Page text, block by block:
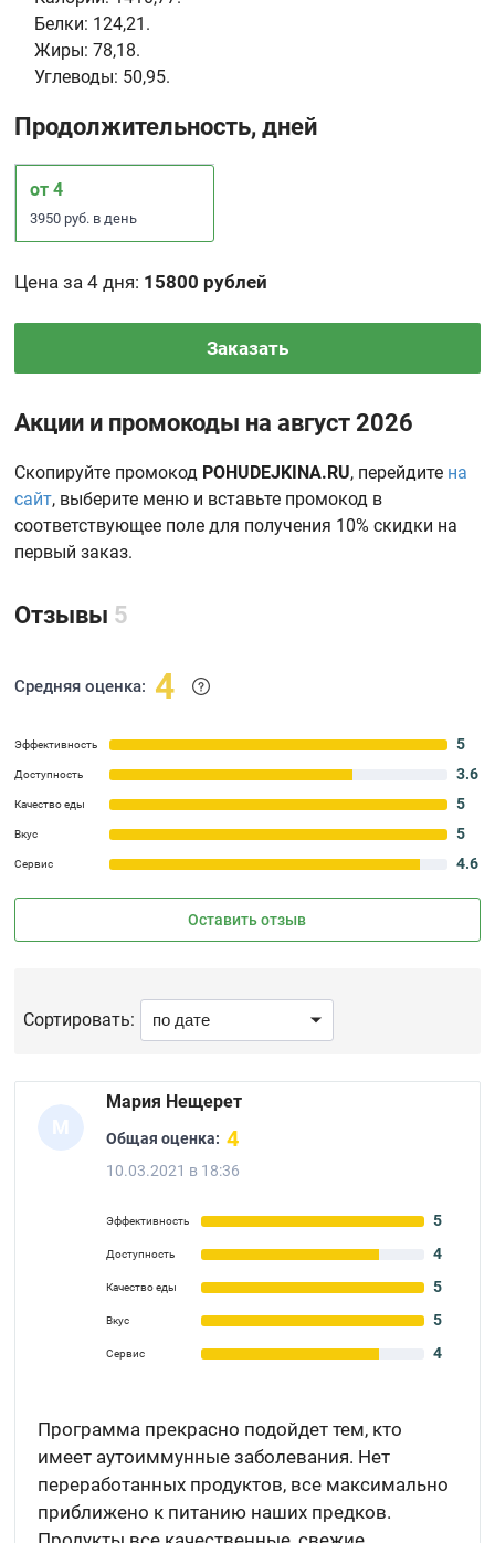
Белки: 124,21.
Жиры: 78,18.
Углеводы: 50,95.
Продолжительность, дней
от 4
3950 руб. в день
Цена за 4 дня: 15800 рублей
Заказать
Акции и промокоды на август 2026
Скопируйте промокод POHUDEJKINA.RU, перейдите на
сайт, выберите меню и вставьте промокод в
соответствующее поле для получения 10% скидки на
первый заказ.
Отзывы 5
Средняя оценка: 4
Эффективность 5
Доступность 3.6
Качество еды 5
Вкус 5
Сервис 4.6
Оставить отзыв
Сортировать:
М
Мария Нещерет
Общая оценка: 4
10.03.2021 в 18:36
Эффективность 5
Доступность 4
Качество еды 5
Вкус 5
Сервис 4
Программа прекрасно подойдет тем, кто
имеет аутоиммунные заболевания. Нет
переработанных продуктов, все максимально
приближено к питанию наших предков.